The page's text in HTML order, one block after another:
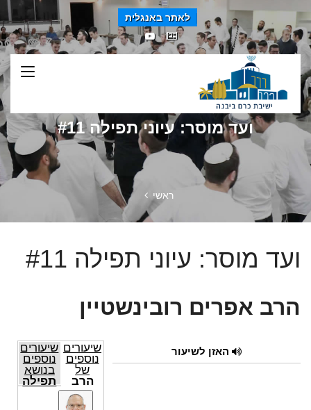
לאתר באנגלית
ועד מוסר: עיוני תפילה #11
ראשי
ועד מוסר: עיוני תפילה #11
הרב אפרים רובינשטיין
האזן לשיעור
שיעורים
נוספים
של
הרב
אפרים
רובינשטיין
שיעורים
נוספים
בנושא
תפילה